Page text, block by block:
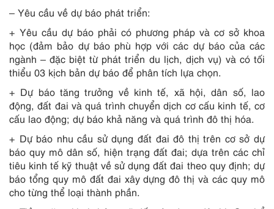
– Yêu cầu về dự báo phát triển:
+ Yêu cầu dự báo phải có phương pháp và cơ sở khoa
học (đảm bảo dự báo phù hợp với các dự báo của các
ngành – đặc biệt từ phát triển du lịch, dịch vụ) và có tối
thiểu 03 kịch bản dự báo để phân tích lựa chọn.
+ Dự báo tăng trưởng về kinh tế, xã hội, dân số, lao
động, đất đai và quá trình chuyển dịch cơ cấu kinh tế, cơ
cấu lao động; dự báo khả năng và quá trình đô thị hóa.
+ Dự báo nhu cầu sử dụng đất đai đô thị trên cơ sở dự
báo quy mô dân số, hiện trạng đất đai; dựa trên các chỉ
tiêu kinh tế kỹ thuật về sử dụng đất đai theo quy định; dự
báo tổng quy mô đất đai xây dựng đô thị và các quy mô
cho từng thể loại thành phần.